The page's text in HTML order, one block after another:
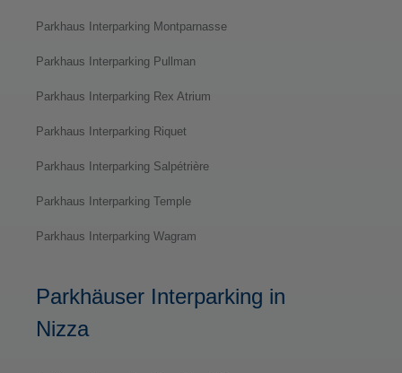
Parkhaus Interparking Montparnasse
Parkhaus Interparking Pullman
Parkhaus Interparking Rex Atrium
Parkhaus Interparking Riquet
Parkhaus Interparking Salpétrière
Parkhaus Interparking Temple
Parkhaus Interparking Wagram
Parkhäuser Interparking in
Nizza